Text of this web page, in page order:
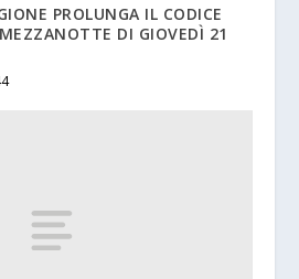
PROLUNGA IL CODICE
DI GIOVEDÌ 21